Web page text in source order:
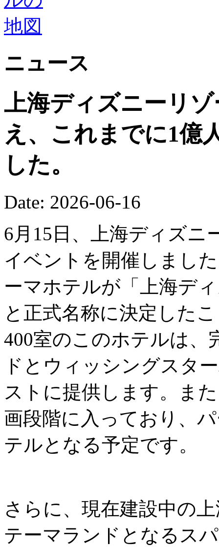
ニュース
上海ディズニーリ
え、これまでに1億
した。
Date: 2026-06-16
6月15日、上海ディズニ
イベントを開催しまし
ーマホテルが「上海デ
と正式名称に決定した
400室のこのホテルは、
ドとウィッシングスタ
ストに提供します。ま
画段階に入っており、
テルとなる予定です。
さらに、現在建設中の
テーマランドとなるス